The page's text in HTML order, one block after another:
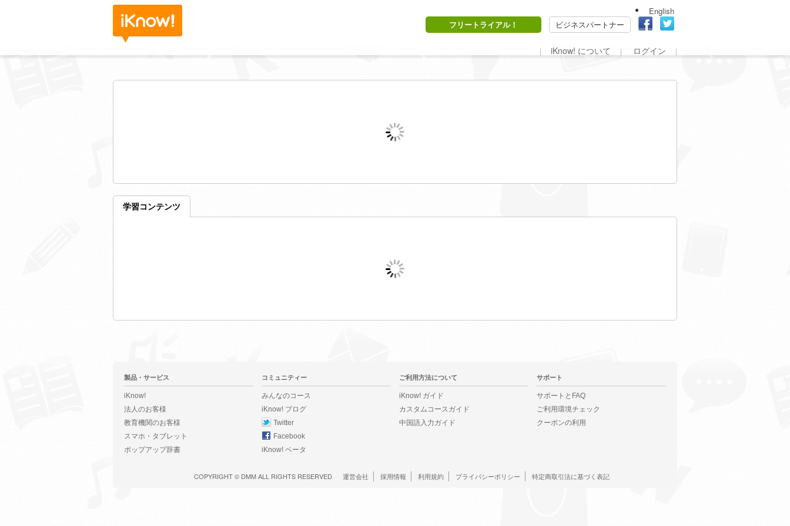
English
フリートライアル！
ビジネスパートナー
iKnow! について ログイン
学習コンテンツ
製品・サービス
iKnow!
法人のお客様
教育機関のお客様
スマホ・タブレット
ポップアップ辞書
コミュニティー
みんなのコース
iKnow! ブログ
Twitter
Facebook
iKnow! ベータ
ご利用方法について
iKnow! ガイド
カスタムコースガイド
中国語入力ガイド
サポート
サポートとFAQ
ご利用環境チェック
クーポンの利用
COPYRIGHT © DMMALL RIGHTS RESERVED 運営会社 採用情報 利用規約 プライバシーポリシー 特定商取引法に基づく表記